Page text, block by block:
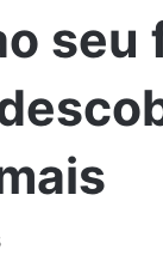
seu